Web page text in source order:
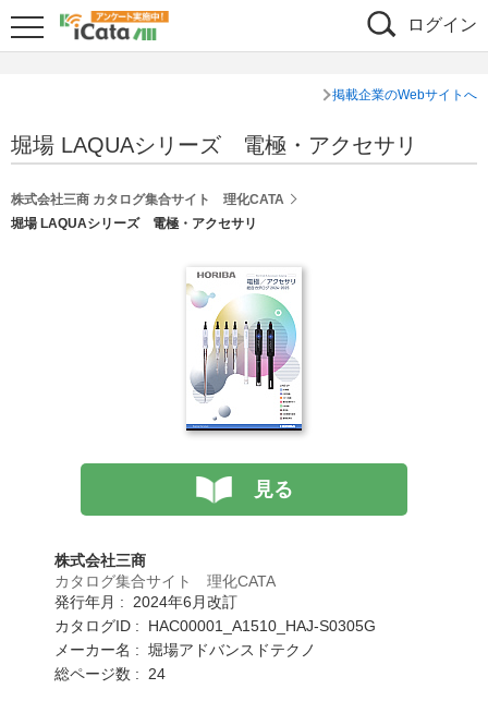
ログイン
掲載企業のWebサイトへ
堀場 LAQUAシリーズ 電極・アクセサリ
株式会社三商 カタログ集合サイト 理化CATA
堀場 LAQUAシリーズ 電極・アクセサリ
見る
株式会社三商
カタログ集合サイト 理化CATA
発行年月 : 2024年6月改訂
カタログID : HAC00001_A1510_HAJ-S0305G
メーカー名 : 堀場アドバンスドテクノ
総ページ数 : 24